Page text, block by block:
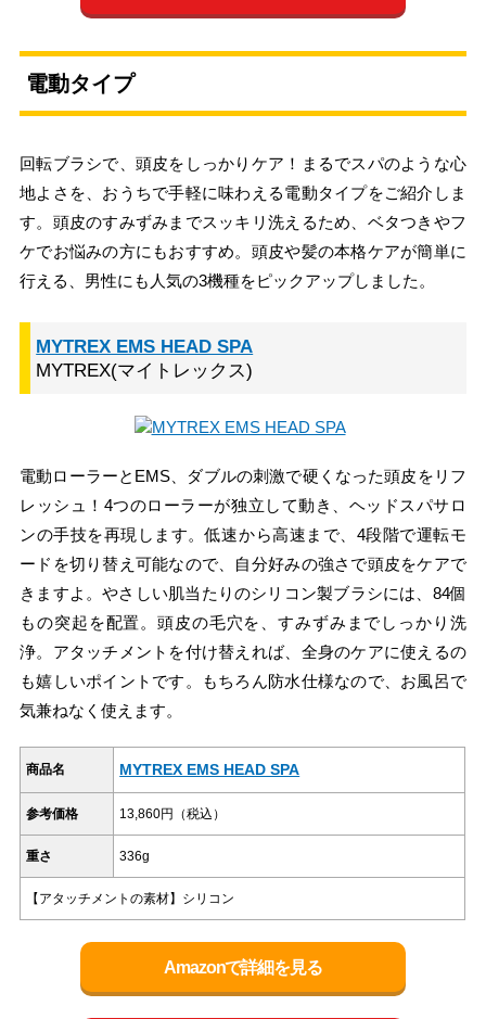
電動タイプ
回転ブラシで、頭皮をしっかりケア！まるでスパのような心
地よさを、おうちで手軽に味わえる電動タイプをご紹介しま
す。頭皮のすみずみまでスッキリ洗えるため、ベタつきやフ
ケでお悩みの方にもおすすめ。頭皮や髪の本格ケアが簡単に
行える、男性にも人気の3機種をピックアップしました。
MYTREX EMS HEAD SPA
MYTREX(マイトレックス)
電動ローラーとEMS、ダブルの刺激で硬くなった頭皮をリフ
レッシュ！4つのローラーが独立して動き、ヘッドスパサロ
ンの手技を再現します。低速から高速まで、4段階で運転モ
ードを切り替え可能なので、自分好みの強さで頭皮をケアで
きますよ。やさしい肌当たりのシリコン製ブラシには、84個
もの突起を配置。頭皮の毛穴を、すみずみまでしっかり洗
浄。アタッチメントを付け替えれば、全身のケアに使えるの
も嬉しいポイントです。もちろん防水仕様なので、お風呂で
気兼ねなく使えます。
商品名 MYTREX EMS HEAD SPA
参考価格 13,860円（税込）
重さ 336g
【アタッチメントの素材】シリコン
Amazonで詳細を見る